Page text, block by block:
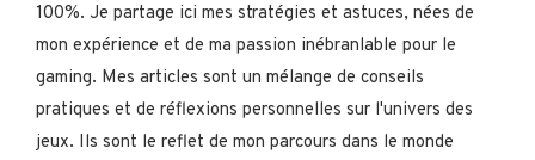
100%. Je partage ici mes stratégies et astuces, nées de
mon expérience et de ma passion inébranlable pour le
gaming. Mes articles sont un mélange de conseils
pratiques et de réflexions personnelles sur l'univers des
jeux. Ils sont le reflet de mon parcours dans le monde